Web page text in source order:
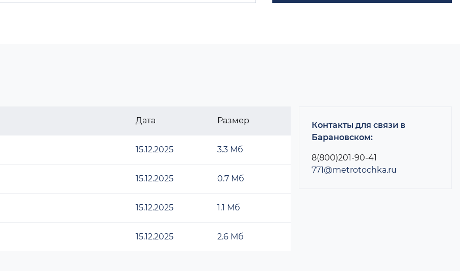
Дата Размер
15.12.2025 3.3 Мб
15.12.2025 0.7 Мб
15.12.2025 1.1 Мб
15.12.2025 2.6 Мб
Контакты для связи в
Барановском:
8(800)201-90-41
771@metrotochka.ru